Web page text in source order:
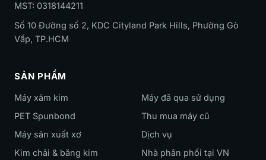
MST: 0318144211
Số 10 Đường số 2, KDC Cityland Park Hills, Phường Gò
Vấp, TP.HCM
SẢN PHẨM
Máy xăm kim
PET Spunbond
Máy sản xuất xơ
Kim chải & băng kim
Máy đã qua sử dụng
Thu mua máy cũ
Dịch vụ
Nhà phân phối tại VN